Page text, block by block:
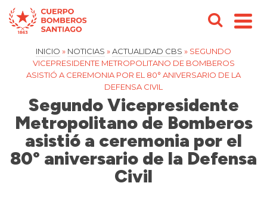
INICIO » NOTICIAS »ACTUALIDAD CBS » SEGUNDO
VICEPRESIDENTE METROPOLITANO DE BOMBEROS
ASISTIÓ A CEREMONIA POR EL 80° ANIVERSARIO DE LA
DEFENSA CIVIL
Segundo Vicepresidente
Metropolitano de Bomberos
asistió a ceremonia por el
80° aniversario de la Defensa
Civil